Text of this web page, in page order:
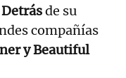
Detrásde su
compañías
y Beautiful